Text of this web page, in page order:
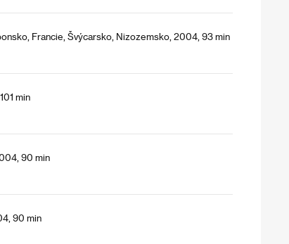
Francie, Švýcarsko, Nizozemsko, 2004, 93 min
min
90 min
90 min